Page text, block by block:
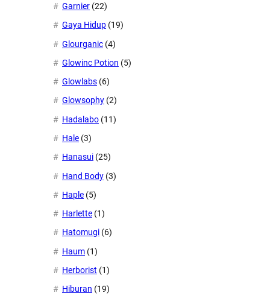
Garnier (22)
Gaya Hidup (19)
Glourganic (4)
Glowinc Potion (5)
Glowlabs (6)
Glowsophy (2)
Hadalabo (11)
Hale (3)
Hanasui (25)
Hand Body (3)
Haple (5)
Harlette (1)
Hatomugi (6)
Haum (1)
Herborist (1)
Hiburan (19)